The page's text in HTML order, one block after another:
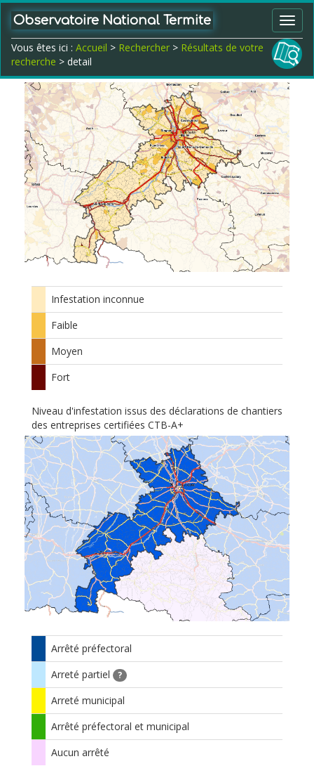
Observatoire National Termite
Vous êtes ici : Accueil > Rechercher > Résultats de votre
recherche > detail
Infestation inconnue
Faible
Moyen
Fort
Niveau d'infestation issus des déclarations de chantiers
des entreprises certifiées CTB-A+
Arrêté préfectoral
Arreté partiel
?
Arreté municipal
Arrêté préfectoral et municipal
Aucun arrêté